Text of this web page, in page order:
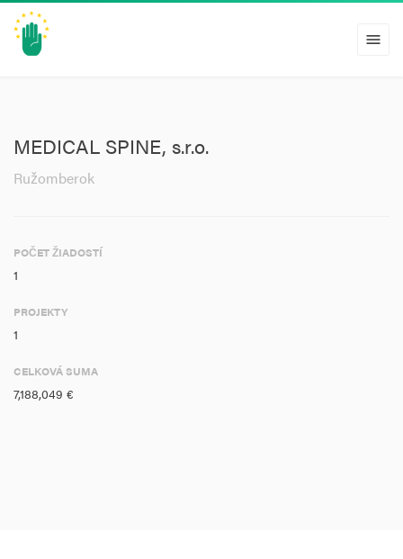
menu
MEDICAL SPINE, s.r.o.
Ružomberok
POČET ŽIADOSTÍ
1
PROJEKTY
1
CELKOVÁ SUMA
7,188,049 €